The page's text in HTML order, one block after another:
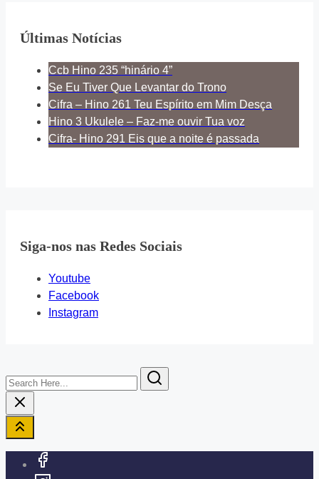
Últimas Notícias
Ccb Hino 235 “hinário 4”
Se Eu Tiver Que Levantar do Trono
Cifra – Hino 261 Teu Espírito em Mim Desça
Hino 3 Ukulele – Faz-me ouvir Tua voz
Cifra- Hino 291 Eis que a noite é passada
Siga-nos nas Redes Sociais
Youtube
Facebook
Instagram
Search
Here...